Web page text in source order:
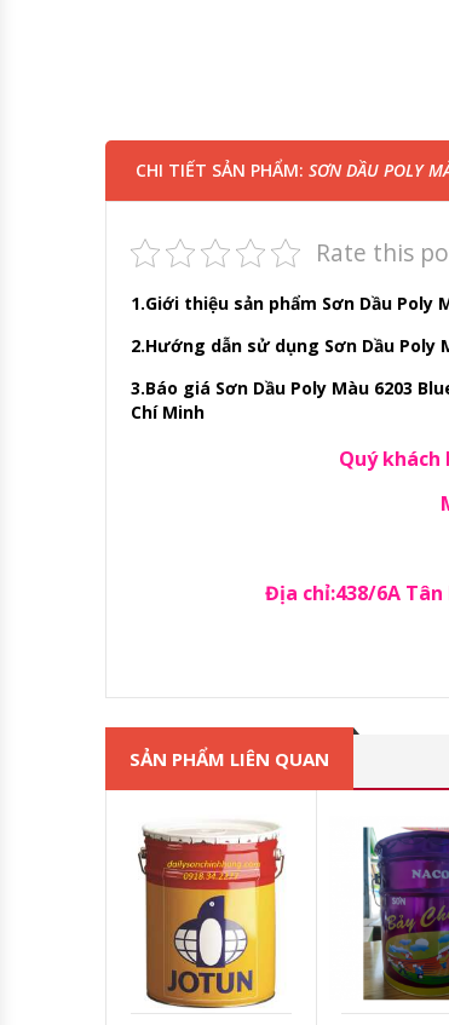
CHI TIẾT SẢN PHẨM: SƠN DẦU POLY
Rate this
1.Giới thiệu sản phẩm Sơn Dầu Poly
2.Hướng dẫn sử dụng Sơn Dầu Poly
3.Báo giá Sơn Dầu Poly Màu 6203
Chí Minh
Quý khách
Địa chỉ:438/6A
SẢN PHẨM LIÊN QUAN